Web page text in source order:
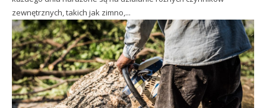
zewnętrznych, takich jak zimno,...